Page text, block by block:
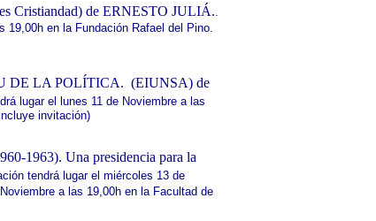
Cristiandad) de ERNESTO JULIÁ..
19,00h en la Fundación Rafael del Pino.
DE LA POLÍTICA. (EIUNSA) de
lugar el lunes 11 de Noviembre a las
invitación)
1963). Una presidencia para la
tendrá lugar el miércoles 13 de
a las 19,00h en la Facultad de